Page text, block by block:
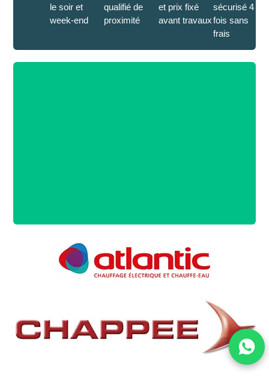
le soir et
week-end
qualifié de
proximité
et prix fixé
avant travaux
sécurisé 4
fois sans
frais